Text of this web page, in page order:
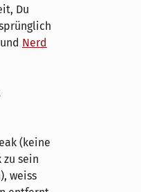
Du
Nerd
(keine
sein
weiss